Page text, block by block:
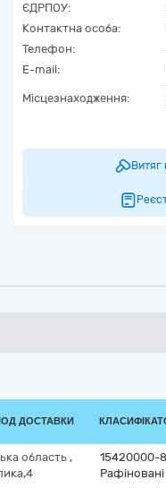
ЄДРПОУ:
Контактна особа:
Телефон:
E-mail:
Місцезнаходження:
Витяг
ДОСТАВКИ
область,
15420000-8
Рафіновані